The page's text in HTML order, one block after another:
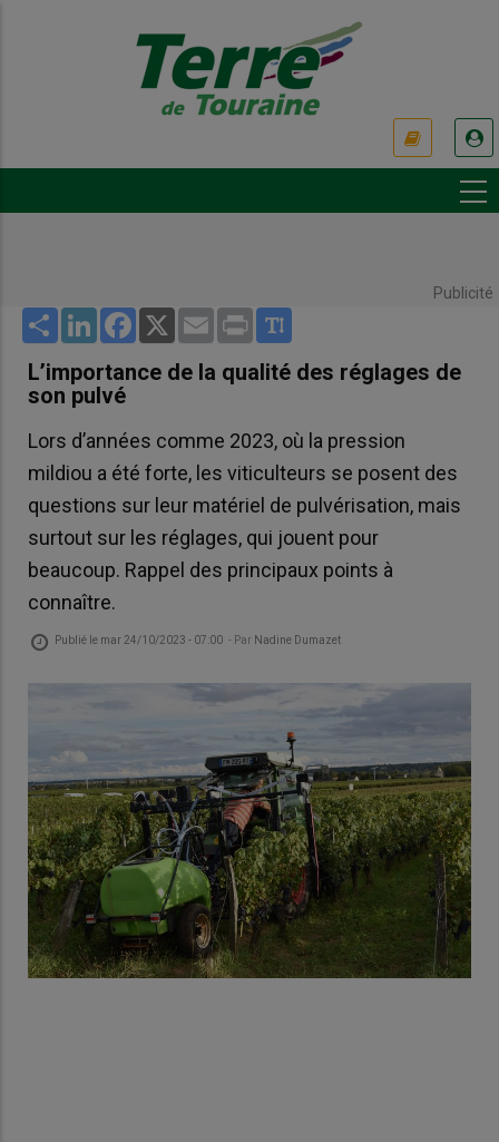
Publicité
Share LinkedInFacebook
X Email Print
L’importance de la qualité des réglages de
son pulvé
Lors d’années comme 2023, où la pression
mildiou a été forte, les viticulteurs se posent des
questions sur leur matériel de pulvérisation, mais
surtout sur les réglages, qui jouent pour
beaucoup. Rappel des principaux points à
connaître.
Publié le mar 24/10/2023 - 07:00 - Par Nadine Dumazet